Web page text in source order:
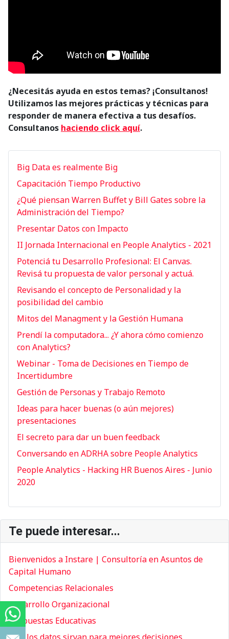
¿Necesitás ayuda en estos temas? ¡Consultanos!
Utilizamos las mejores prácticas y técnicas para
responder de manera efectiva a tus desafíos.
Consultanos haciendo click aquí.
Big Data es realmente Big
Capacitación Tiempo Productivo
¿Qué piensan Warren Buffet y Bill Gates sobre la
Administración del Tiempo?
Presentar Datos con Impacto
II Jornada Internacional en People Analytics - 2021
Potenciá tu Desarrollo Profesional: El Canvas.
Revisá tu propuesta de valor personal y actuá.
Revisando el concepto de Personalidad y la
posibilidad del cambio
Mitos del Managment y la Gestión Humana
Prendí la computadora... ¿Y ahora cómo comienzo
con Analytics?
Webinar - Toma de Decisiones en Tiempo de
Incertidumbre
Gestión de Personas y Trabajo Remoto
Ideas para hacer buenas (o aún mejores)
presentaciones
El secreto para dar un buen feedback
Conversando en ADRHA sobre People Analytics
People Analytics - Hacking HR Buenos Aires - Junio
2020
Te puede interesar...
Bienvenidos a Instare | Consultoría en Asuntos de
Capital Humano
Competencias Relacionales
Desarrollo Organizacional
Respuestas Educativas